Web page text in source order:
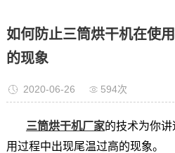
如何防止三筒烘干机在使
的现象
2020-06-26 594次
三筒烘干机厂家的技术为你
用过程中出现尾温过高的现象。